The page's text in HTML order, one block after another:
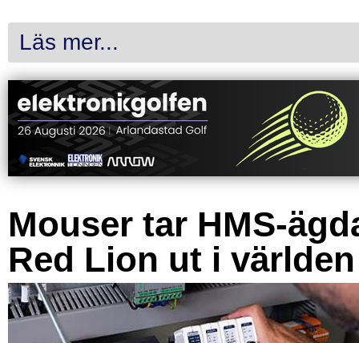
Läs mer...
Mouser tar HMS-
Red Lion ut i världen